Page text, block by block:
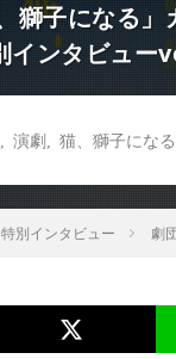
獅子になる」
インタビュー
演劇 猫、獅子になる
別インタビュー 劇